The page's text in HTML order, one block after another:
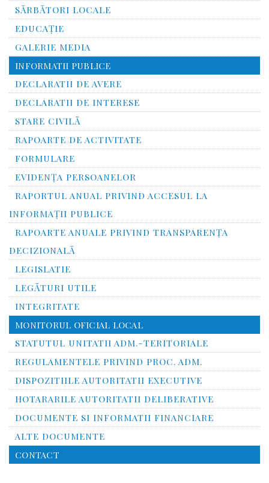
SĂRBĂTORI LOCALE
EDUCAȚIE
GALERIE MEDIA
INFORMATII PUBLICE
DECLARATII DE AVERE
DECLARATII DE INTERESE
STARE CIVILĂ
RAPOARTE DE ACTIVITATE
FORMULARE
EVIDENȚA PERSOANELOR
RAPORTUL ANUAL PRIVIND ACCESUL LA
INFORMAŢII PUBLICE
RAPOARTE ANUALE PRIVIND TRANSPARENŢA
DECIZIONALĂ
LEGISLATIE
LEGĂTURI UTILE
INTEGRITATE
MONITORUL OFICIAL LOCAL
STATUTUL UNITATII ADM.-TERITORIALE
REGULAMENTELE PRIVIND PROC. ADM.
DISPOZITIILE AUTORITATII EXECUTIVE
HOTARARILE AUTORITATII DELIBERATIVE
DOCUMENTE SI INFORMATII FINANCIARE
ALTE DOCUMENTE
CONTACT